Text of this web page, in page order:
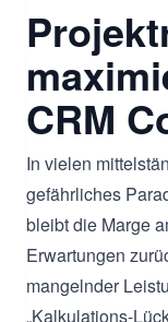
CRM
In vielen
gefährliches
bleibt die Marge
Erwartungen
mangelnder
„Kalkulations-